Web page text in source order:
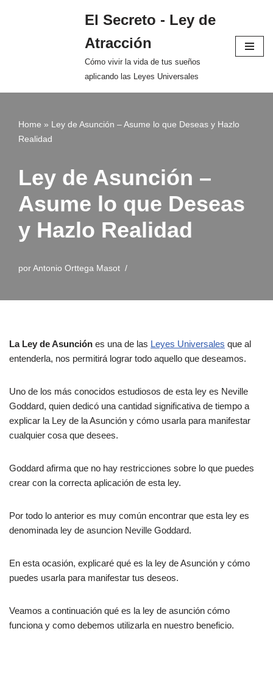
El Secreto - Ley de
Atracción
Cómo vivir la vida de tus sueños
aplicando las Leyes Universales
Home » Ley de Asunción – Asume lo que Deseas y Hazlo
Realidad
Ley de Asunción –
Asume lo que Deseas
y Hazlo Realidad
por Antonio Orttega Masot
La Ley de Asunción es una de las Leyes Universales que al
entenderla, nos permitirá lograr todo aquello que deseamos.
Uno de los más conocidos estudiosos de esta ley es Neville
Goddard, quien dedicó una cantidad significativa de tiempo a
explicar la Ley de la Asunción y cómo usarla para manifestar
cualquier cosa que desees.
Goddard afirma que no hay restricciones sobre lo que puedes
crear con la correcta aplicación de esta ley.
Por todo lo anterior es muy común encontrar que esta ley es
denominada ley de asuncion Neville Goddard.
En esta ocasión, explicaré qué es la ley de Asunción y cómo
puedes usarla para manifestar tus deseos.
Veamos a continuación qué es la ley de asunción cómo
funciona y como debemos utilizarla en nuestro beneficio.